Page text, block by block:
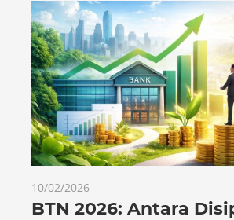
10/02/2026
BTN 2026: Antara